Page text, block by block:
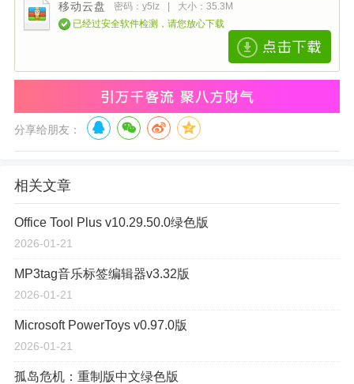
移动云盘 密码：y5lz
大小：35.3M
已经过安全软件检测，请您放心下载
分享给朋友：
相关文章
Office Tool Plus v10.29.50.0绿色版
2026-01-21
MP3tag音乐标签编辑器v3.32版
2026-01-21
Microsoft PowerToys v0.97.0版
2026-01-21
孤岛危机：重制版中文绿色版